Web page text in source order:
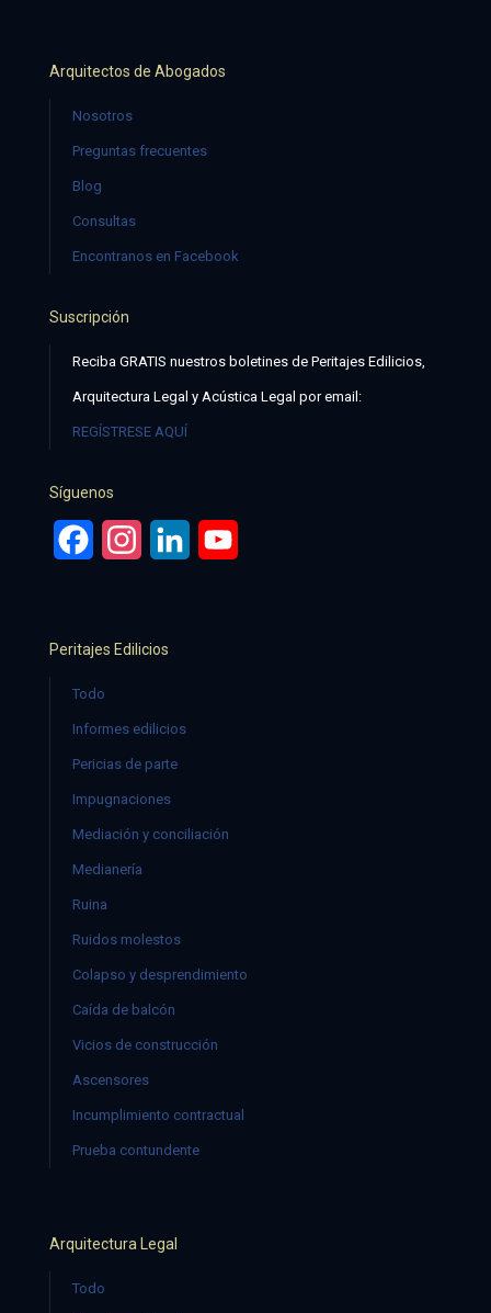
Arquitectos de Abogados
Nosotros
Preguntas frecuentes
Blog
Consultas
Encontranos en Facebook
Suscripción
Reciba GRATIS nuestros boletines de Peritajes Edilicios,
Arquitectura Legal y Acústica Legal por email:
REGÍSTRESE AQUÍ
Síguenos
FacebookInstagramLinkedIn
Peritajes Edilicios
Todo
Informes edilicios
Pericias de parte
Impugnaciones
Mediación y conciliación
Medianería
Ruina
Ruidos molestos
Colapso y desprendimiento
Caída de balcón
Vicios de construcción
Ascensores
Incumplimiento contractual
Prueba contundente
Arquitectura Legal
Todo